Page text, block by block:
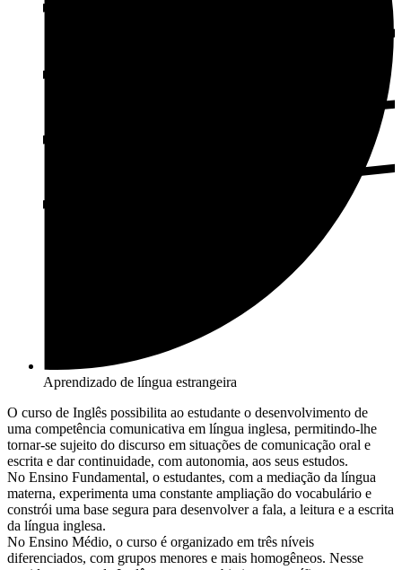
Aprendizado de língua estrangeira
O curso de Inglês possibilita ao estudante o desenvolvimento de
uma competência comunicativa em língua inglesa, permitindo-lhe
tornar-se sujeito do discurso em situações de comunicação oral e
escrita e dar continuidade, com autonomia, aos seus estudos.
No Ensino Fundamental, o estudantes, com a mediação da língua
materna, experimenta uma constante ampliação do vocabulário e
constrói uma base segura para desenvolver a fala, a leitura e a escrita
da língua inglesa.
No Ensino Médio, o curso é organizado em três níveis
diferenciados, com grupos menores e mais homogêneos. Nesse